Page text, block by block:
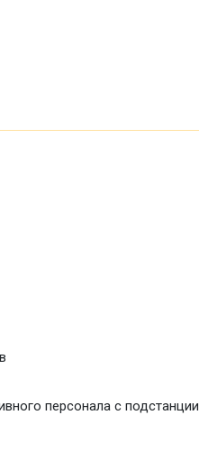
персонала с подстанции